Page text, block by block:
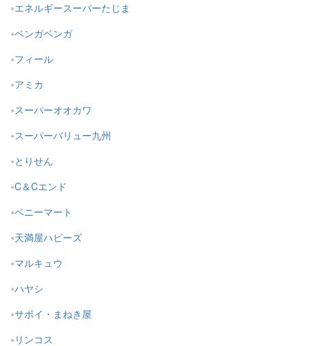
エネルギースーパーたじま
ベンガベンガ
フィール
アミカ
スーパーオオカワ
スーパーバリュー九州
とりせん
C＆Cエンド
ベニーマート
天満屋ハピーズ
マルキュウ
ハヤシ
サボイ・まねき屋
リンコス